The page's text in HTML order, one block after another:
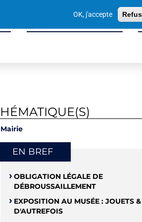
OK, j'accepte
Sport, Culture & Loisirs
Mairie
EN BREF
OBLIGATION LÉGALE DE
DÉBROUSSAILLEMENT
EXPOSITION AU MUSÉE : JOUETS
D'AUTREFOIS